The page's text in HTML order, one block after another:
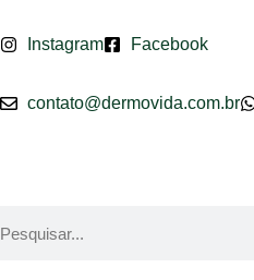
Instagram Facebook
contato@dermovida.com.br